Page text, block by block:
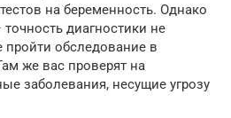
на беременность. Однако
диагностики не
обследование в
же вас проверят на
заболевания, несущие угрозу